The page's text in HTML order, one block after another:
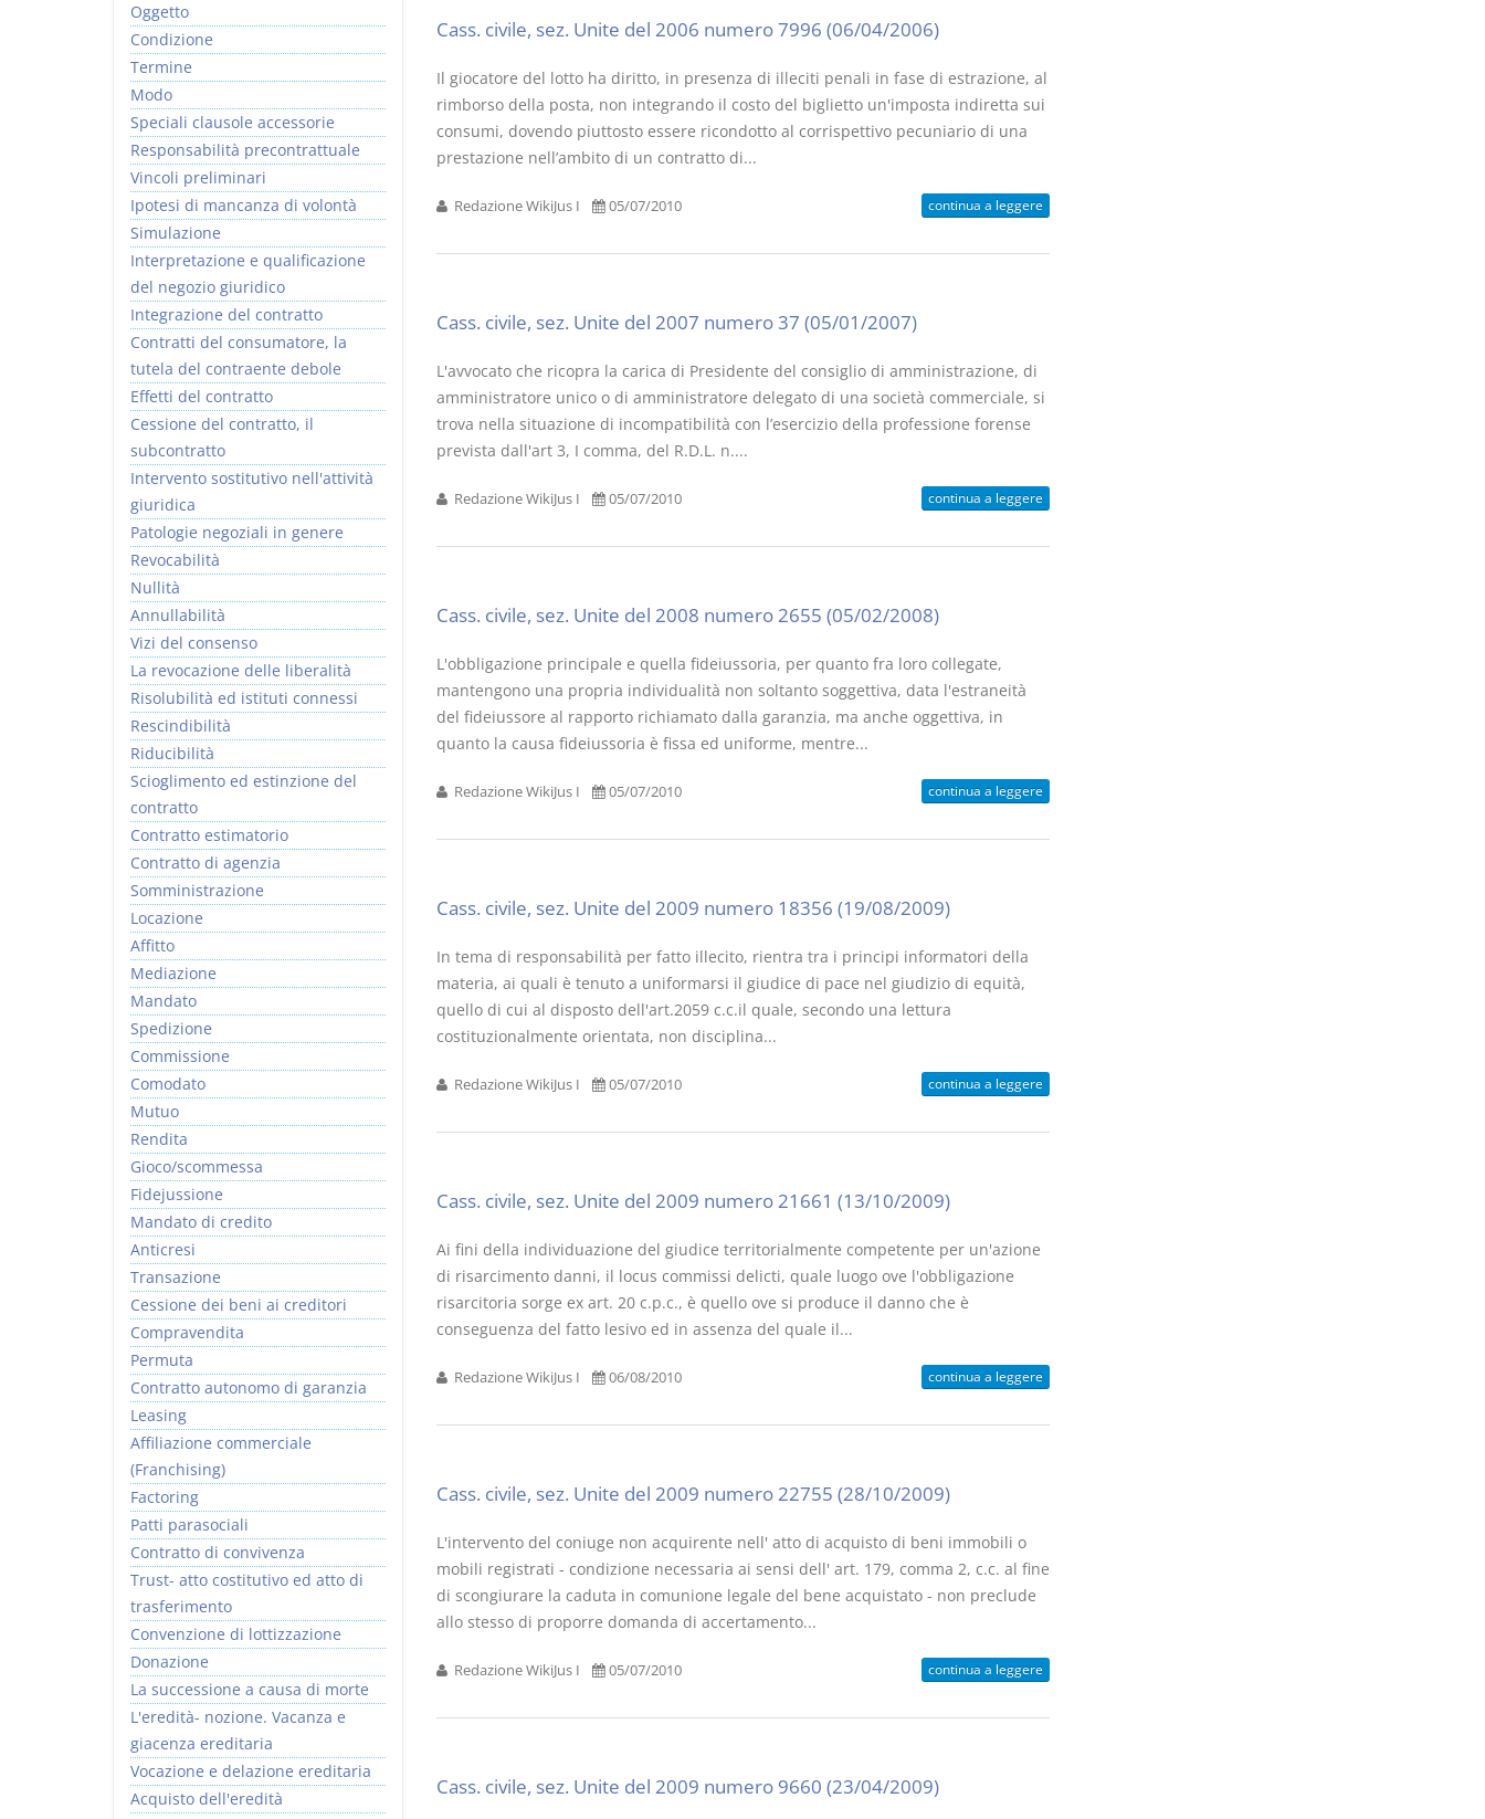
Cass. civile, sez. Unite del 2006 numero 7996 (06/04/2006)
Il giocatore del lotto ha diritto, in presenza di illeciti penali in fase di estrazione, al
rimborso della posta, non integrando il costo del biglietto un'imposta indiretta sui
consumi, dovendo piuttosto essere ricondotto al corrispettivo pecuniario di una
prestazione nell’ambito di un contratto di...
Redazione WikiJus I 05/07/2010 continua a leggere
Cass. civile, sez. Unite del 2007 numero 37 (05/01/2007)
L'avvocato che ricopra la carica di Presidente del consiglio di amministrazione, di
amministratore unico o di amministratore delegato di una società commerciale, si
trova nella situazione di incompatibilità con l’esercizio della professione forense
prevista dall'art 3, I comma, del R.D.L. n....
Redazione WikiJus I 05/07/2010 continua a leggere
Cass. civile, sez. Unite del 2008 numero 2655 (05/02/2008)
L'obbligazione principale e quella fideiussoria, per quanto fra loro collegate,
mantengono una propria individualità non soltanto soggettiva, data l'estraneità
del fideiussore al rapporto richiamato dalla garanzia, ma anche oggettiva, in
quanto la causa fideiussoria è fissa ed uniforme, mentre...
Redazione WikiJus I 05/07/2010 continua a leggere
Cass. civile, sez. Unite del 2009 numero 18356 (19/08/2009)
In tema di responsabilità per fatto illecito, rientra tra i principi informatori della
materia, ai quali è tenuto a uniformarsi il giudice di pace nel giudizio di equità,
quello di cui al disposto dell'art.2059 c.c.il quale, secondo una lettura
costituzionalmente orientata, non disciplina...
Redazione WikiJus I 05/07/2010 continua a leggere
Cass. civile, sez. Unite del 2009 numero 21661 (13/10/2009)
Ai fini della individuazione del giudice territorialmente competente per un'azione
di risarcimento danni, il locus commissi delicti, quale luogo ove l'obbligazione
risarcitoria sorge ex art. 20 c.p.c., è quello ove si produce il danno che è
conseguenza del fatto lesivo ed in assenza del quale il...
Redazione WikiJus I 06/08/2010 continua a leggere
Cass. civile, sez. Unite del 2009 numero 22755 (28/10/2009)
L'intervento del coniuge non acquirente nell' atto di acquisto di beni immobili o
mobili registrati - condizione necessaria ai sensi dell' art. 179, comma 2, c.c. al fine
di scongiurare la caduta in comunione legale del bene acquistato - non preclude
allo stesso di proporre domanda di accertamento...
Redazione WikiJus I 05/07/2010 continua a leggere
Cass. civile, sez. Unite del 2009 numero 9660 (23/04/2009)
Oggetto
Condizione
Termine
Modo
Speciali clausole accessorie
Responsabilità precontrattuale
Vincoli preliminari
Ipotesi di mancanza di volontà
Simulazione
Interpretazione e qualificazione
del negozio giuridico
Integrazione del contratto
Contratti del consumatore, la
tutela del contraente debole
Effetti del contratto
Cessione del contratto, il
subcontratto
Intervento sostitutivo nell'attività
giuridica
Patologie negoziali in genere
Revocabilità
Nullità
Annullabilità
Vizi del consenso
La revocazione delle liberalità
Risolubilità ed istituti connessi
Rescindibilità
Riducibilità
Scioglimento ed estinzione del
contratto
Contratto estimatorio
Contratto di agenzia
Somministrazione
Locazione
Affitto
Mediazione
Mandato
Spedizione
Commissione
Comodato
Mutuo
Rendita
Gioco/scommessa
Fidejussione
Mandato di credito
Anticresi
Transazione
Cessione dei beni ai creditori
Compravendita
Permuta
Contratto autonomo di garanzia
Leasing
Affiliazione commerciale
(Franchising)
Factoring
Patti parasociali
Contratto di convivenza
Trust- atto costitutivo ed atto di
trasferimento
Convenzione di lottizzazione
Donazione
La successione a causa di morte
L'eredità- nozione. Vacanza e
giacenza ereditaria
Vocazione e delazione ereditaria
Acquisto dell'eredità